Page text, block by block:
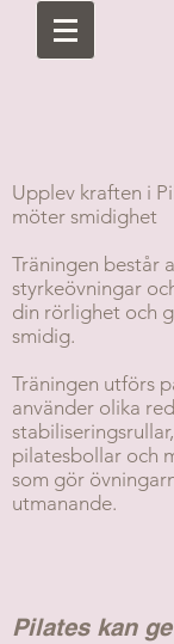
Upplev kraften i
möter smidighet
Träningen består
styrkeövningar
din rörlighet och
smidig.
Träningen utförs
använder olika
pilatesbollar och
som gör
utmanande.
Pilates kan